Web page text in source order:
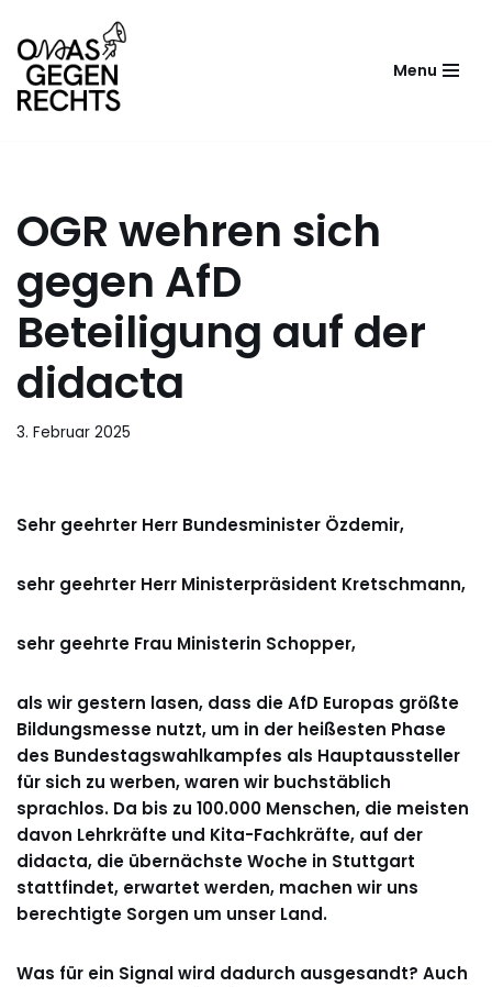
Zum
Inhalt
springen
Menu
OGR wehren sich
gegen AfD
Beteiligung auf der
didacta
3. Februar 2025
Sehr geehrter Herr Bundesminister Özdemir,
sehr geehrter Herr Ministerpräsident Kretschmann,
sehr geehrte Frau Ministerin Schopper,
als wir gestern lasen, dass die AfD Europas größte
Bildungsmesse nutzt, um in der heißesten Phase
des Bundestagswahlkampfes als Hauptaussteller
für sich zu werben, waren wir buchstäblich
sprachlos. Da bis zu 100.000 Menschen, die meisten
davon Lehrkräfte und Kita-Fachkräfte, auf der
didacta, die übernächste Woche in Stuttgart
stattfindet, erwartet werden, machen wir uns
berechtigte Sorgen um unser Land.
Was für ein Signal wird dadurch ausgesandt? Auch